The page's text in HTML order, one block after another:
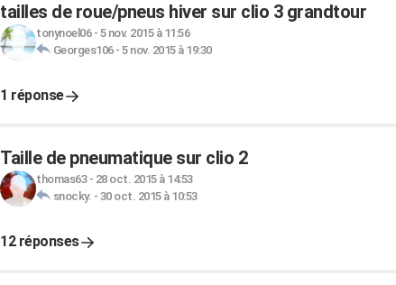
tailles de roue/pneus hiver sur clio 3 grandtour
tonynoel06- 5 nov. 2015 à 11:56
Georges106- 5 nov. 2015 à 19:30
1 réponse
Taille de pneumatique sur clio 2
thomas63- 28 oct. 2015 à 14:53
snocky. - 30 oct. 2015 à 10:53
12 réponses